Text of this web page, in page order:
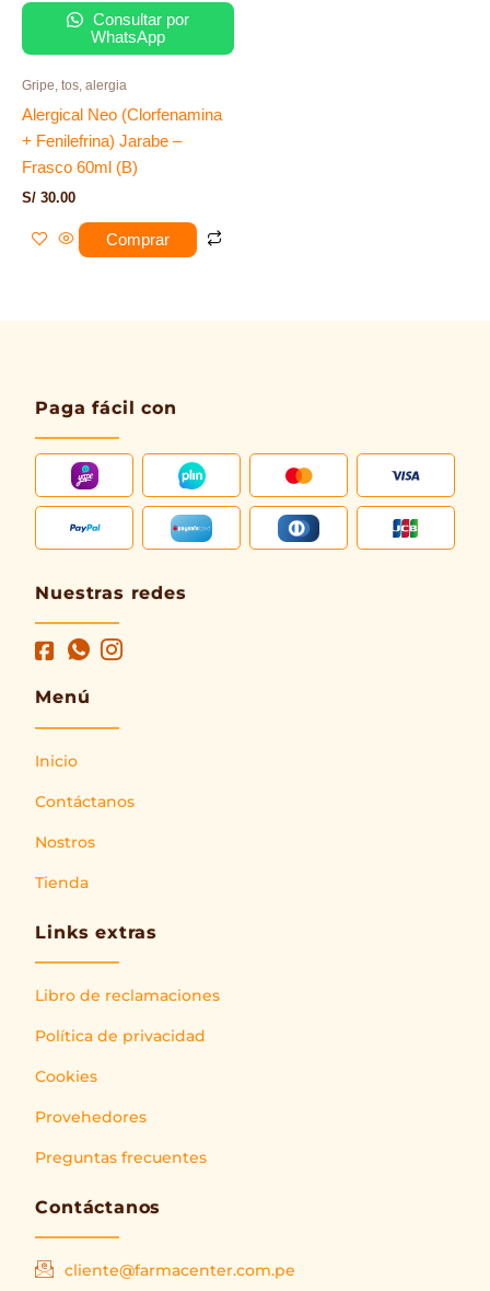
Consultar por
WhatsApp
Gripe, tos, alergia
Alergical Neo (Clorfenamina
+ Fenilefrina) Jarabe –
Frasco 60ml (B)
S/ 30.00
Comprar
Paga fácil con
Nuestras redes
Menú
Inicio
Contáctanos
Nostros
Tienda
Links extras
Libro de reclamaciones
Política de privacidad
Cookies
Provehedores
Preguntas frecuentes
Contáctanos
cliente@farmacenter.com.pe